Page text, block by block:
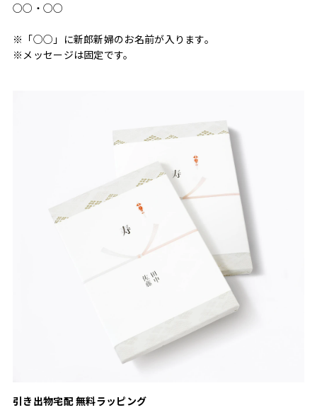
○○・○○
※「○○」に新郎新婦のお名前が入ります。
※メッセージは固定です。
引き出物宅配 無料ラッピング